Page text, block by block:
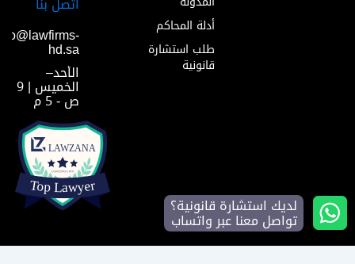
أدلة المحاكم
طلب استشارة
قانونية
hd.sa
الأحد–
الخميس | 9
ص - 5 م
لديك استشارة قانونية؟
تواصل معنا عبر واتساب